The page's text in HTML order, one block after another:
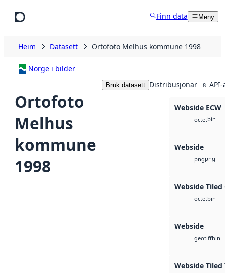
Finn data Meny
Heim Datasett Ortofoto Melhus kommune 1998
Norge i bilder
Ortofoto
Melhus
kommune
1998
Bruk datasett Distribusjonar 8 API-
Webside ECW
octetbin
Webside
pngpng
Webside Tiled
octetbin
Webside
geotiffbin
Webside Tiled